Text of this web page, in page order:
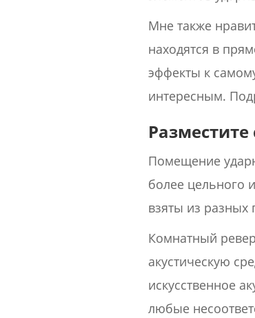
Мне также
находятся в
эффекты к
интересным.
Помещение
более цельного
взяты из разных
Комнатный
акустическую
искусственное
любые